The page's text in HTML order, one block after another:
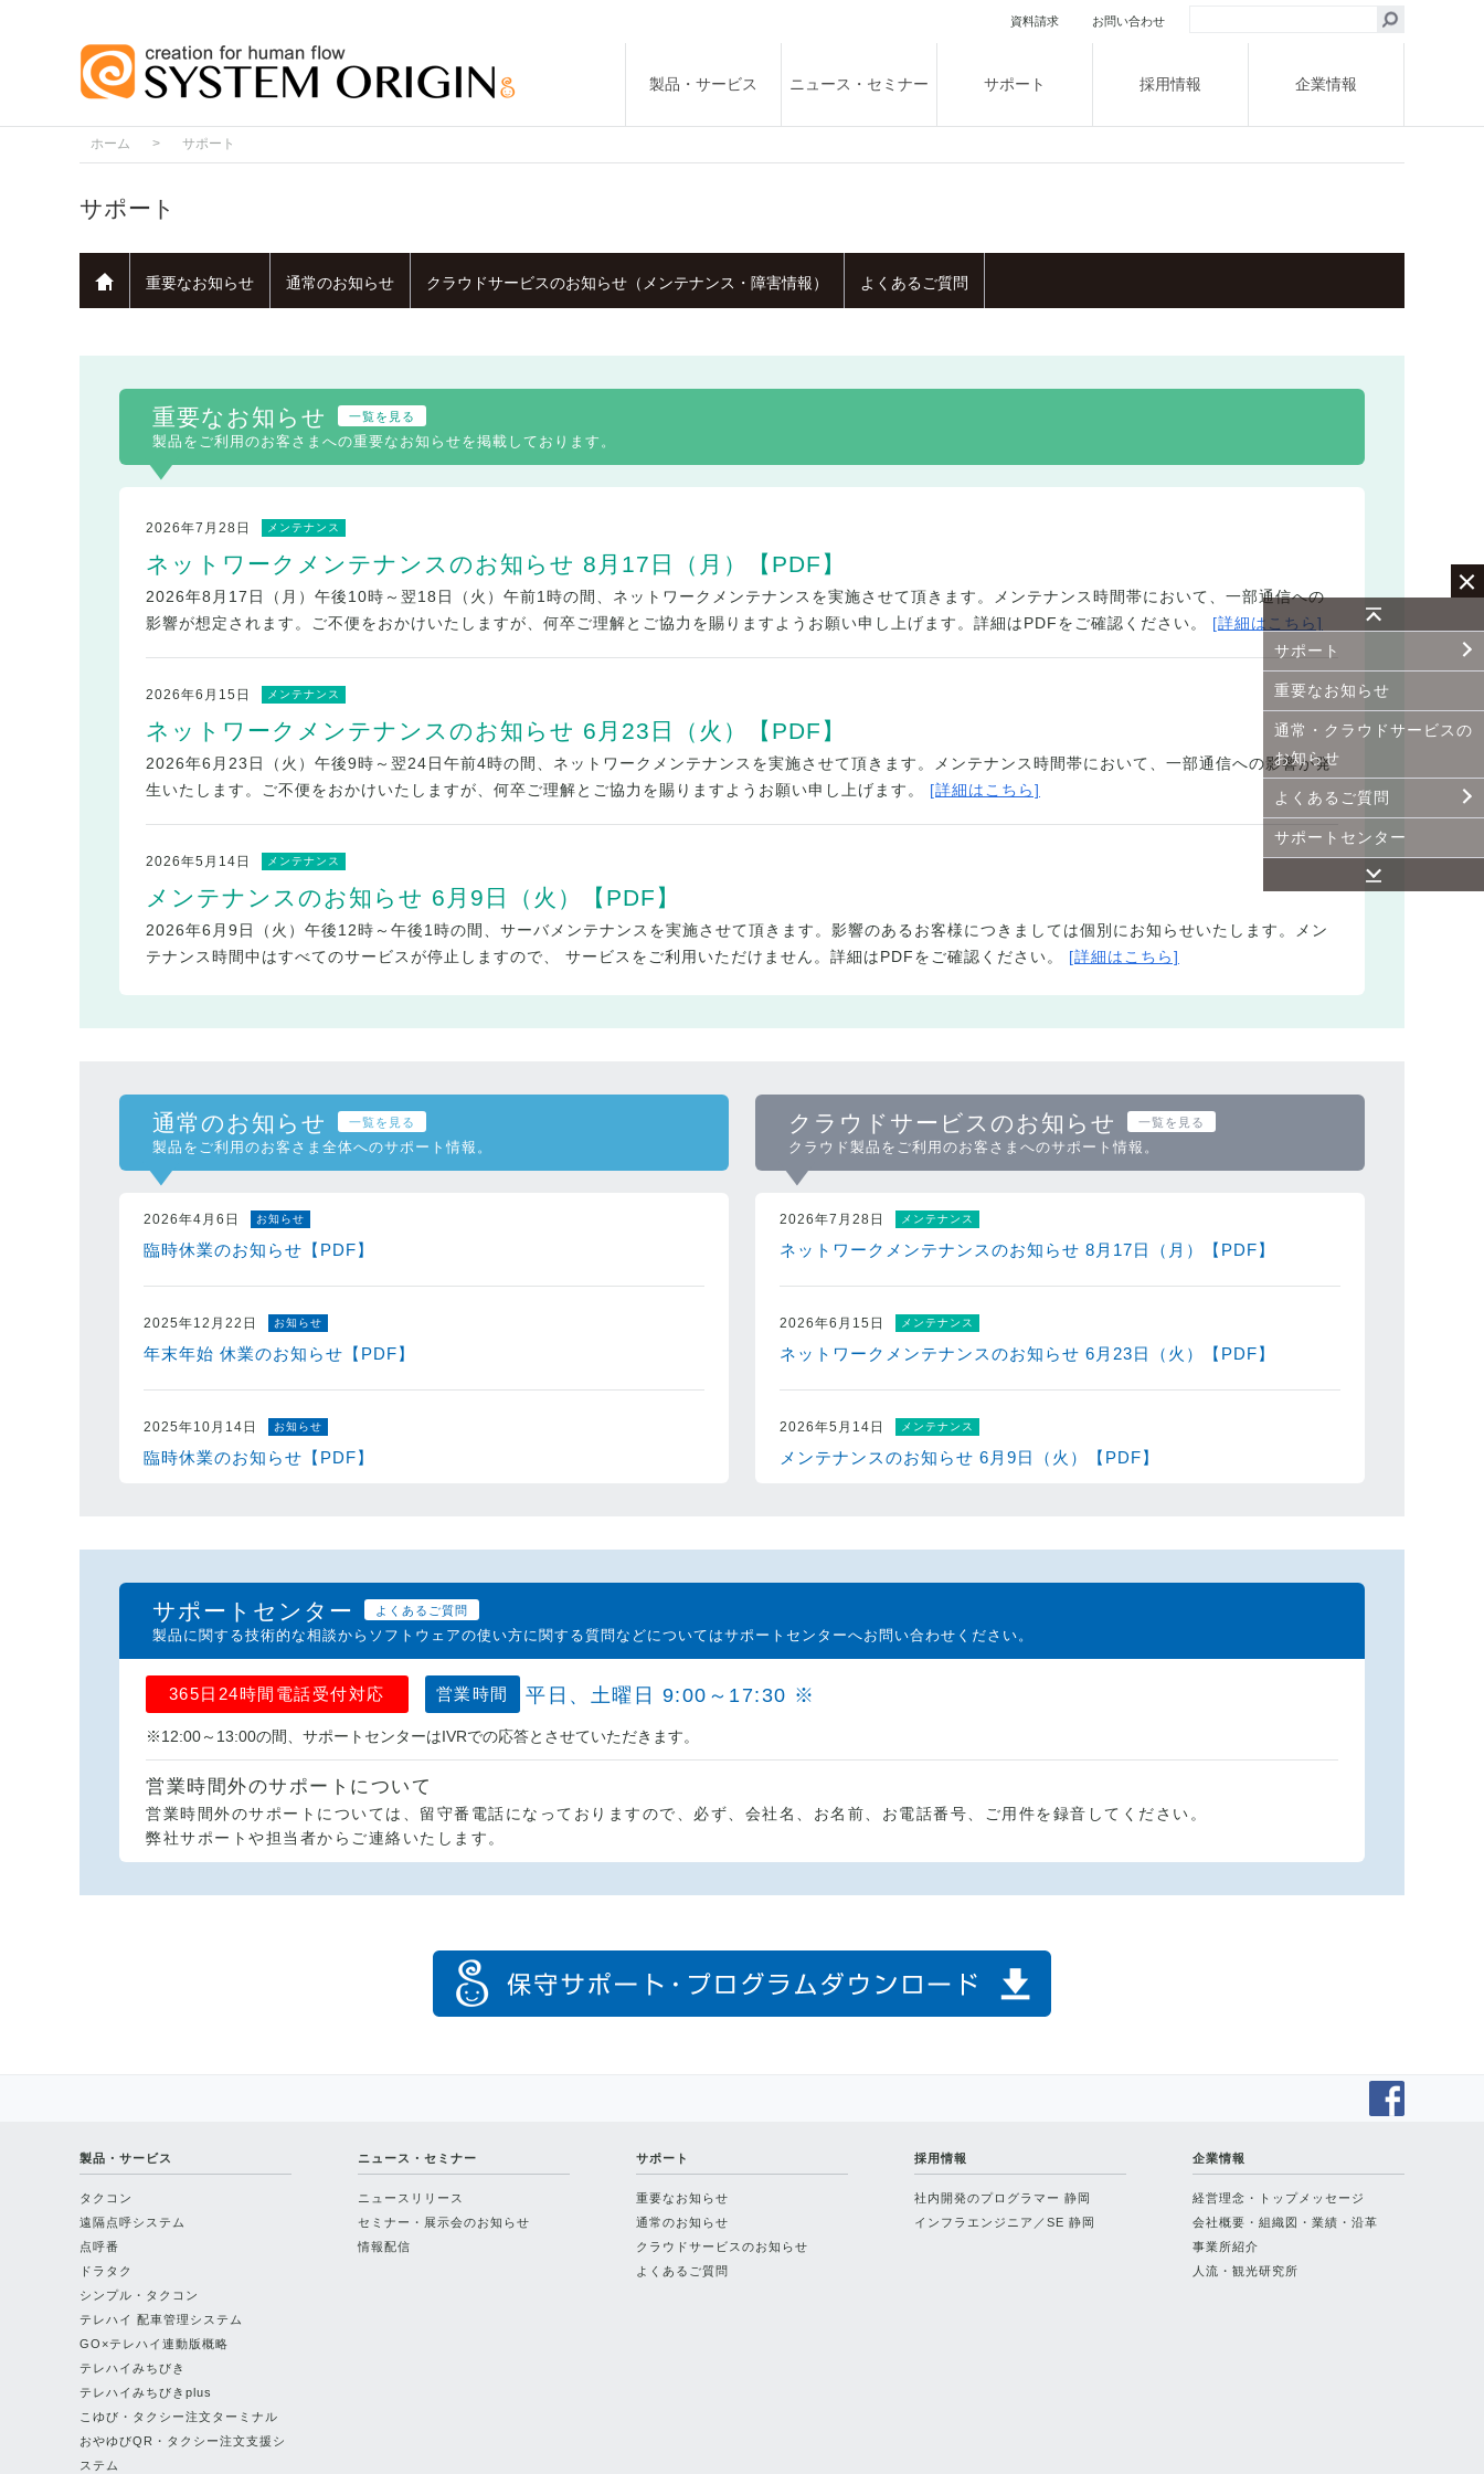
製品・サービス ニュース・セミナー サポート 採用情報 企業情報
資料請求 お問い合わせ
サポート
重要なお知らせ
通常・クラウドサービスの
お知らせ
よくあるご質問
サポートセンター
ホーム > サポート
サポート
重要なお知らせ 通常のお知らせ クラウドサービスのお知らせ（メンテナンス・障害情報） よくあるご質問
重要なお知らせ 一覧を見る
製品をご利用のお客さまへの重要なお知らせを掲載しております。
2026年7月28日 メンテナンス
ネットワークメンテナンスのお知らせ 8月17日（月）【PDF】
2026年8月17日（月）午後10時～翌18日（火）午前1時の間、ネットワークメンテナンスを実施させて頂きます。メンテナンス時間帯において、一部通信への
影響が想定されます。ご不便をおかけいたしますが、何卒ご理解とご協力を賜りますようお願い申し上げます。詳細はPDFをご確認ください。
[詳細はこちら]
2026年6月15日 メンテナンス
ネットワークメンテナンスのお知らせ 6月23日（火）【PDF】
2026年6月23日（火）午後9時～翌24日午前4時の間、ネットワークメンテナンスを実施させて頂きます。メンテナンス時間帯において、一部通信への影響が発
生いたします。ご不便をおかけいたしますが、何卒ご理解とご協力を賜りますようお願い申し上げます。
[詳細はこちら]
2026年5月14日 メンテナンス
メンテナンスのお知らせ 6月9日（火）【PDF】
2026年6月9日（火）午後12時～午後1時の間、サーバメンテナンスを実施させて頂きます。影響のあるお客様につきましては個別にお知らせいたします。メン
テナンス時間中はすべてのサービスが停止しますので、 サービスをご利用いただけません。詳細はPDFをご確認ください。
[詳細はこちら]
通常のお知らせ 一覧を見る
製品をご利用のお客さま全体へのサポート情報。
2026年4月6日 お知らせ
臨時休業のお知らせ【PDF】
2025年12月22日 お知らせ
年末年始 休業のお知らせ【PDF】
2025年10月14日 お知らせ
臨時休業のお知らせ【PDF】
クラウドサービスのお知らせ 一覧を見る
クラウド製品をご利用のお客さまへのサポート情報。
2026年7月28日 メンテナンス
ネットワークメンテナンスのお知らせ 8月17日（月）【PDF】
2026年6月15日 メンテナンス
ネットワークメンテナンスのお知らせ 6月23日（火）【PDF】
2026年5月14日 メンテナンス
メンテナンスのお知らせ 6月9日（火）【PDF】
サポートセンター よくあるご質問
製品に関する技術的な相談からソフトウェアの使い方に関する質問などについてはサポートセンターへお問い合わせください。
365日24時間電話受付対応 営業時間 平日、土曜日 9:00～17:30 ※
※12:00～13:00の間、サポートセンターはIVRでの応答とさせていただきます。
営業時間外のサポートについて
営業時間外のサポートについては、留守番電話になっておりますので、必ず、会社名、お名前、お電話番号、ご用件を録音してください。
弊社サポートや担当者からご連絡いたします。
製品・サービス
タクコン
遠隔点呼システム
点呼番
ドラタク
シンプル・タクコン
テレハイ 配車管理システム
GO×テレハイ連動版概略
テレハイみちびき
テレハイみちびきplus
こゆび・タクシー注文ターミナル
おやゆびQR・タクシー注文支援シ
ステム
ニュース・セミナー
ニュースリリース
セミナー・展示会のお知らせ
情報配信
サポート
重要なお知らせ
通常のお知らせ
クラウドサービスのお知らせ
よくあるご質問
採用情報
社内開発のプログラマー 静岡
インフラエンジニア／SE 静岡
企業情報
経営理念・トップメッセージ
会社概要・組織図・業績・沿革
事業所紹介
人流・観光研究所